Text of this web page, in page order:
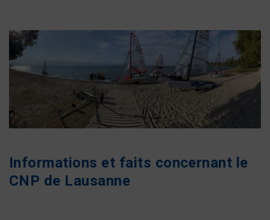
Informations et faits concernant le
CNP de Lausanne